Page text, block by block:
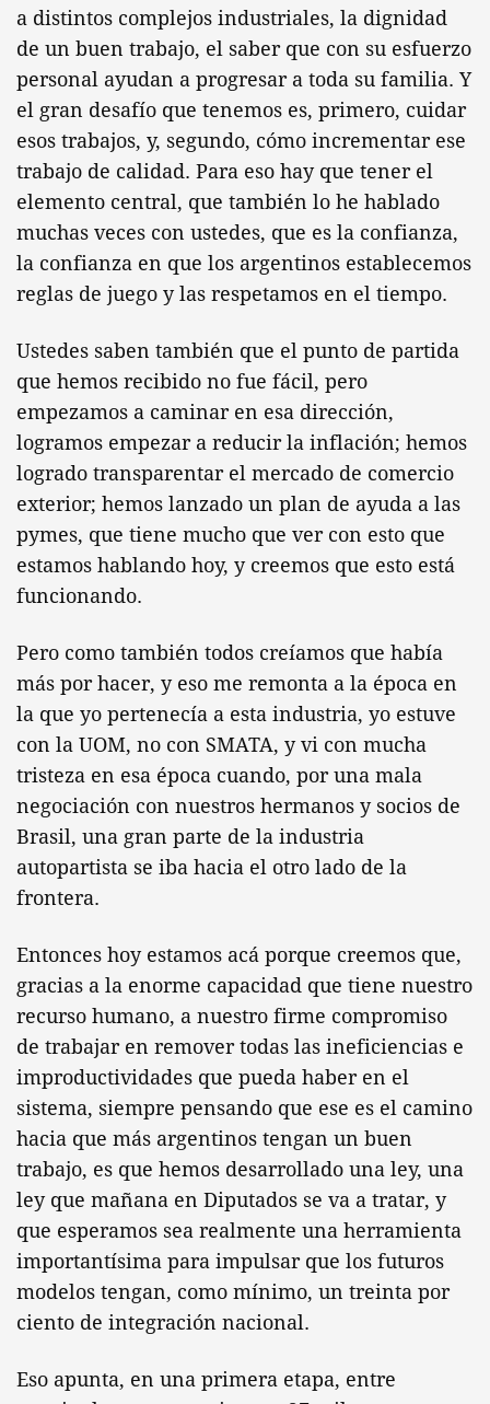
a distintos complejos industriales, la dignidad
de un buen trabajo, el saber que con su esfuerzo
personal ayudan a progresar a toda su familia. Y
el gran desafío que tenemos es, primero, cuidar
esos trabajos, y, segundo, cómo incrementar ese
trabajo de calidad. Para eso hay que tener el
elemento central, que también lo he hablado
muchas veces con ustedes, que es la confianza,
la confianza en que los argentinos establecemos
reglas de juego y las respetamos en el tiempo.
Ustedes saben también que el punto de partida
que hemos recibido no fue fácil, pero
empezamos a caminar en esa dirección,
logramos empezar a reducir la inflación; hemos
logrado transparentar el mercado de comercio
exterior; hemos lanzado un plan de ayuda a las
pymes, que tiene mucho que ver con esto que
estamos hablando hoy, y creemos que esto está
funcionando.
Pero como también todos creíamos que había
más por hacer, y eso me remonta a la época en
la que yo pertenecía a esta industria, yo estuve
con la UOM, no con SMATA, y vi con mucha
tristeza en esa época cuando, por una mala
negociación con nuestros hermanos y socios de
Brasil, una gran parte de la industria
autopartista se iba hacia el otro lado de la
frontera.
Entonces hoy estamos acá porque creemos que,
gracias a la enorme capacidad que tiene nuestro
recurso humano, a nuestro firme compromiso
de trabajar en remover todas las ineficiencias e
improductividades que pueda haber en el
sistema, siempre pensando que ese es el camino
hacia que más argentinos tengan un buen
trabajo, es que hemos desarrollado una ley, una
ley que mañana en Diputados se va a tratar, y
que esperamos sea realmente una herramienta
importantísima para impulsar que los futuros
modelos tengan, como mínimo, un treinta por
ciento de integración nacional.
Eso apunta, en una primera etapa, entre